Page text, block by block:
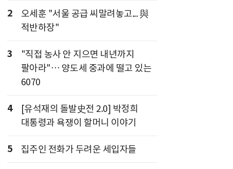
2
오세훈 "서울 공급 씨말려놓고... 與
적반하장"
3
"직접 농사 안 지으면 내년까지
팔아라"… 양도세 중과에 떨고 있는
6070
4
[유석재의 돌발史전 2.0] 박정희
대통령과 욕쟁이 할머니 이야기
5 집주인 전화가 두려운 세입자들